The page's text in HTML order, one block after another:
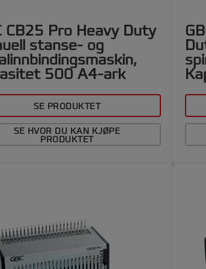
CB25 Pro Heavy Duty
stanse- og
500 A4-ark
SE PRODUKTET
SE HVOR DU KAN KJØPE
PRODUKTET